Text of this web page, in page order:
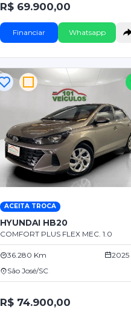
R$ 69.900,00
Financiar Whatsapp
ACEITA TROCA
HYUNDAI HB20
COMFORT PLUS FLEX MEC. 1.0
36.280 Km
2025
São José/SC
R$ 74.900,00